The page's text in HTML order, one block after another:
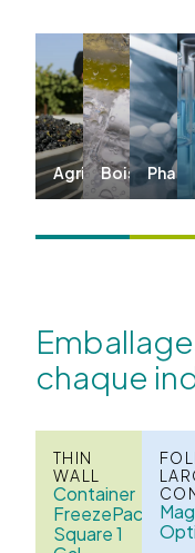
Agriculture
Boissons
chaque
THIN
WALL
Container
FreezePack
Square 1